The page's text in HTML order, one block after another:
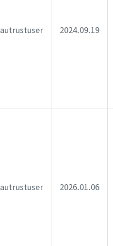
autrustuser 2024.09.19
autrustuser 2026.01.06